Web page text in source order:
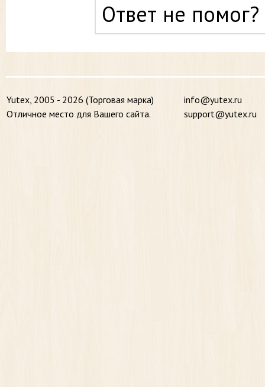
Ответ не
Yutex, 2005 - 2026 (Торговая марка)
Отличное место для Вашего сайта.
info@yutex.ru
support@yutex.ru